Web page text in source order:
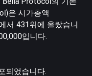
은 시가총액
서 431위에 올랐습니
입니다.
되었습니다.